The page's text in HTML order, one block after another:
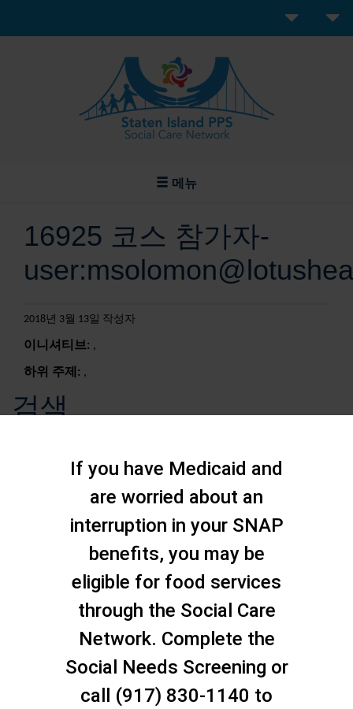
메뉴
16925 코스 참가자-
2018년 3월 13일 작성자
이니셔티브: ,
하위 주제: ,
검색
문의하기
스태튼 아일랜드 소셜 케어
If you have Medicaid and
are worried about an
interruption in your SNAP
benefits, you may be
eligible for food services
through the Social Care
Network. Complete the
Social Needs Screening or
call (917) 830-1140 to